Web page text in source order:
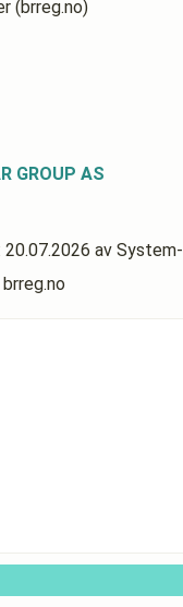
(brreg.no)
GROUP AS
20.07.2026 av System-